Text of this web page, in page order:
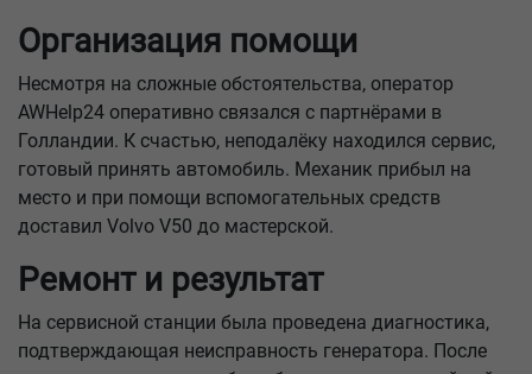
Организация помощи
Несмотря на сложные обстоятельства, оператор
AWHelp24 оперативно связался с партнёрами в
Голландии. К счастью, неподалёку находился сервис,
готовый принять автомобиль. Механик прибыл на
место и при помощи вспомогательных средств
доставил Volvo V50 до мастерской.
Ремонт и результат
На сервисной станции была проведена диагностика,
подтверждающая неисправность генератора. После